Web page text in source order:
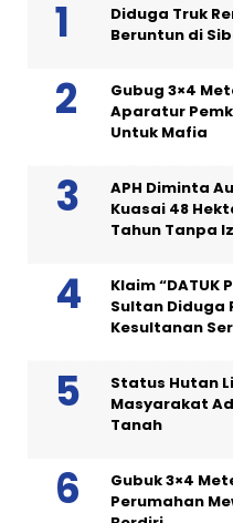
Diduga Truk
Beruntun di
Gubug 3×4
Aparatur
Untuk Mafia
APH Diminta
Kuasai 48
Tahun Tanpa
Klaim “DATUK
Sultan Diduga
Kesultanan
Status Hutan
Masyarakat
Tanah
Gubuk 3×4
Perumahan